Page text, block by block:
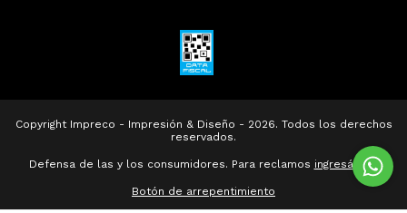
Copyright Impreco - Impresión & Diseño - 2026. Todos los derechos
reservados.
Defensa de las y los consumidores. Para reclamos ingresá acá.
Botón de arrepentimiento